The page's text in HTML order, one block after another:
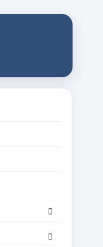
дочернее
дочернее